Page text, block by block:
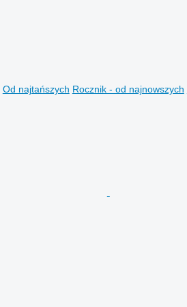
Od najtańszych Rocznik - od najnowszych